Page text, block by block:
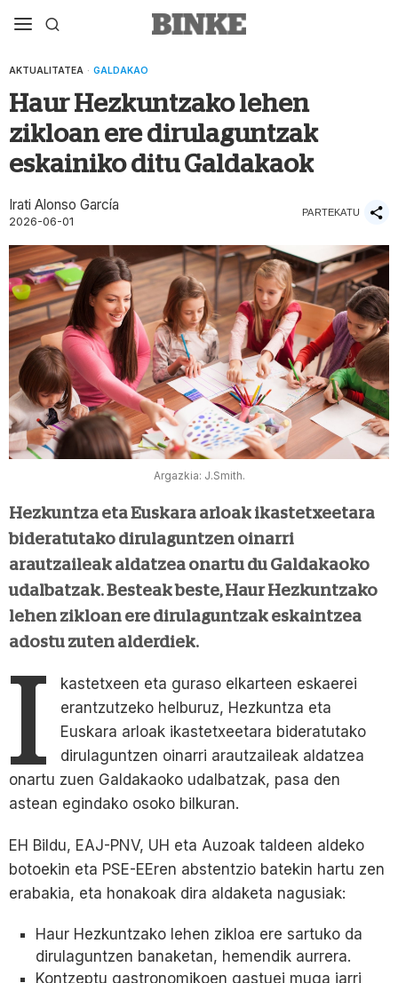
AKTUALITATEA · GALDAKAO
Haur Hezkuntzako lehen
zikloan ere dirulaguntzak
eskainiko ditu Galdakaok
Irati Alonso García
2026-06-01
PARTEKATU
Argazkia: J.Smith.
Hezkuntza eta Euskara arloak ikastetxeetara
bideratutako dirulaguntzen oinarri
arautzaileak aldatzea onartu du Galdakaoko
udalbatzak. Besteak beste, Haur Hezkuntzako
lehen zikloan ere dirulaguntzak eskaintzea
adostu zuten alderdiek.
I
kastetxeen eta guraso elkarteen eskaerei
erantzutzeko helburuz, Hezkuntza eta
Euskara arloak ikastetxeetara bideratutako
dirulaguntzen oinarri arautzaileak aldatzea
onartu zuen Galdakaoko udalbatzak, pasa den
astean egindako osoko bilkuran.
EH Bildu, EAJ-PNV, UH eta Auzoak taldeen aldeko
botoekin eta PSE-EEren abstentzio batekin hartu zen
erabakia, eta honakoak dira aldaketa nagusiak:
Haur Hezkuntzako lehen zikloa ere sartuko da
dirulaguntzen banaketan, hemendik aurrera.
Kontzeptu gastronomikoen gastuei muga jarri